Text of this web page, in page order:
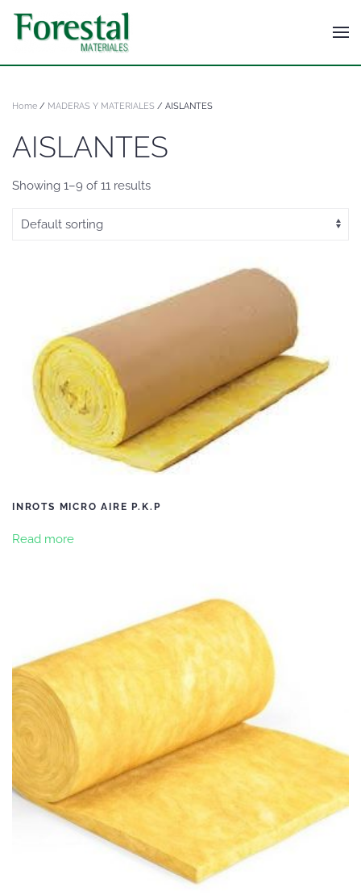
Home / MADERAS Y MATERIALES / AISLANTES
AISLANTES
Showing 1–9 of 11 results
INROTS MICRO AIRE P.K.P
Read more